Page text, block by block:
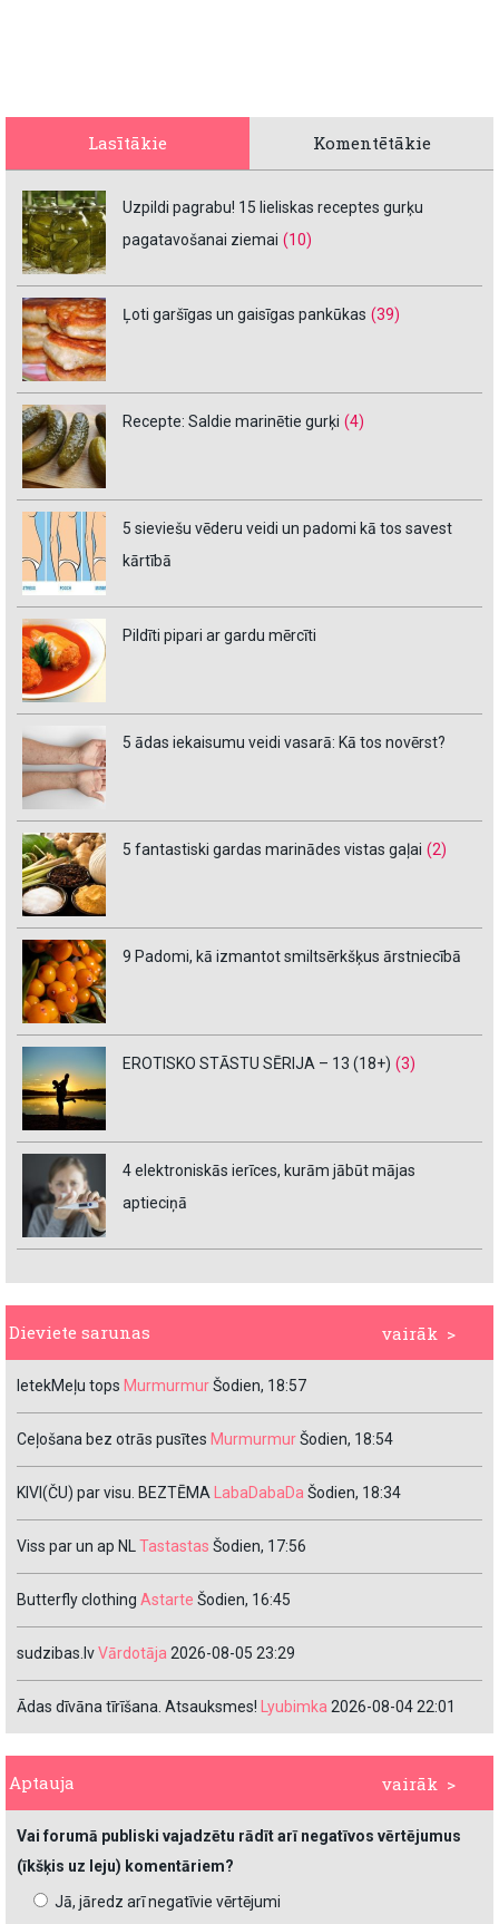
Lasītākie Komentētākie
Uzpildi pagrabu! 15 lieliskas receptes gurķu
pagatavošanai ziemai (10)
Ļoti garšīgas un gaisīgas pankūkas (39)
Recepte: Saldie marinētie gurķi (4)
5 sieviešu vēderu veidi un padomi kā tos savest
kārtībā
Pildīti pipari ar gardu mērcīti
5 ādas iekaisumu veidi vasarā: Kā tos novērst?
5 fantastiski gardas marinādes vistas gaļai (2)
9 Padomi, kā izmantot smiltsērkšķus ārstniecībā
EROTISKO STĀSTU SĒRIJA – 13 (18+) (3)
4 elektroniskās ierīces, kurām jābūt mājas
aptieciņā
vairāk >
Dieviete sarunas
IetekMeļu tops MurmurmurŠodien, 18:57
Ceļošana bez otrās pusītes MurmurmurŠodien, 18:54
KIVI(ČU) par visu. BEZTĒMA LabaDabaDa Šodien, 18:34
Viss par un ap NLTastastas Šodien, 17:56
Butterfly clothing Astarte Šodien, 16:45
sudzibas.lvVārdotāja 2026-08-05 23:29
Ādas dīvāna tīrīšana. Atsauksmes! Lyubimka 2026-08-04 22:01
vairāk >
Aptauja
Vai forumā publiski vajadzētu rādīt arī negatīvos vērtējumus
(īkšķis uz leju) komentāriem?
Jā, jāredz arī negatīvie vērtējumi